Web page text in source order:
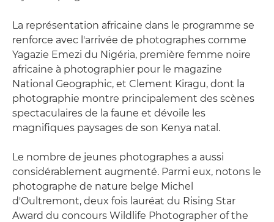
La représentation africaine dans le programme se
renforce avec l'arrivée de photographes comme
Yagazie Emezi du Nigéria, première femme noire
africaine à photographier pour le magazine
National Geographic, et Clement Kiragu, dont la
photographie montre principalement des scènes
spectaculaires de la faune et dévoile les
magnifiques paysages de son Kenya natal.
Le nombre de jeunes photographes a aussi
considérablement augmenté. Parmi eux, notons le
photographe de nature belge Michel
d'Oultremont, deux fois lauréat du Rising Star
Award du concours Wildlife Photographer of the